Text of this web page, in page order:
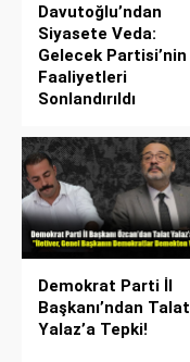
Davutoğlu’ndan
Siyasete Veda:
Gelecek Partisi’nin
Faaliyetleri
Sonlandırıldı
Demokrat Parti İl
Başkanı’ndan Talat
Yalaz’a Tepki!